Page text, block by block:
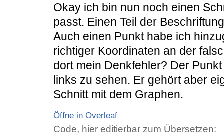
Okay ich bin nun noch einen
passt. Einen Teil der
Auch einen Punkt habe ich
richtiger Koordinaten an der
dort mein Denkfehler? Der
links zu sehen. Er gehört aber
Schnitt mit dem Graphen.
Öffne in Overleaf
Code, hier editierbar zum Übersetzen: